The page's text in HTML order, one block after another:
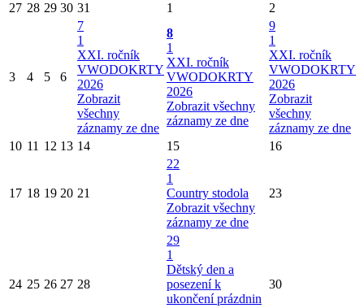
27 28 29 30 31 1 2
3 4 5 6
7
1
XXI. ročník
VWODOKRTY
2026
Zobrazit
všechny
záznamy ze dne
8
1
XXI. ročník
VWODOKRTY
2026
Zobrazit všechny
záznamy ze dne
9
1
XXI. ročník
VWODOKRTY
2026
Zobrazit
všechny
záznamy ze dne
10 11 12 13 14 15 16
17 18 19 20 21
22
1
Country stodola
Zobrazit všechny
záznamy ze dne
23
24 25 26 27 28
29
1
Dětský den a
posezení k
ukončení prázdnin
30